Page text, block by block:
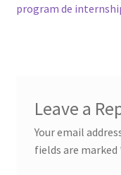
navigation
post:
program de
Leave a
Your email
fields are marked